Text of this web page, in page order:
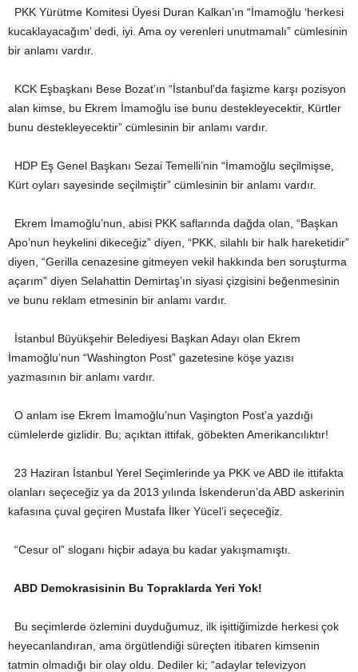
PKK Yürütme Komitesi Üyesi Duran Kalkan’ın “İmamoğlu ‘herkesi
kucaklayacağım’ dedi, iyi. Ama oy verenleri unutmamalı” cümlesinin
bir anlamı vardır.
KCK Eşbaşkanı Bese Bozat’ın “İstanbul’da faşizme karşı pozisyon
alan kimse, bu Ekrem İmamoğlu ise bunu destekleyecektir, Kürtler
bunu destekleyecektir” cümlesinin bir anlamı vardır.
HDP Eş Genel Başkanı Sezai Temelli’nin “İmamoğlu seçilmişse,
Kürt oyları sayesinde seçilmiştir” cümlesinin bir anlamı vardır.
Ekrem İmamoğlu’nun, abisi PKK saflarında dağda olan, “Başkan
Apo’nun heykelini dikeceğiz” diyen, “PKK, silahlı bir halk hareketidir”
diyen, “Gerilla cenazesine gitmeyen vekil hakkında ben soruşturma
açarım” diyen Selahattin Demirtaş’ın siyasi çizgisini beğenmesinin
ve bunu reklam etmesinin bir anlamı vardır.
İstanbul Büyükşehir Belediyesi Başkan Adayı olan Ekrem
İmamoğlu’nun “Washington Post” gazetesine köşe yazısı
yazmasının bir anlamı vardır.
O anlam ise Ekrem İmamoğlu’nun Vaşington Post’a yazdığı
cümlelerde gizlidir. Bu; açıktan ittifak, göbekten Amerikancılıktır!
23 Haziran İstanbul Yerel Seçimlerinde ya PKK ve ABD ile ittifakta
olanları seçeceğiz ya da 2013 yılında İskenderun’da ABD askerinin
kafasına çuval geçiren Mustafa İlker Yücel’i seçeceğiz.
“Cesur ol” sloganı hiçbir adaya bu kadar yakışmamıştı.
ABD Demokrasisinin Bu Topraklarda Yeri Yok!
Bu seçimlerde özlemini duyduğumuz, ilk işittiğimizde herkesi çok
heyecanlandıran, ama örgütlendiği süreçten itibaren kimsenin
tatmin olmadığı bir olay oldu. Dediler ki; “adaylar televizyon